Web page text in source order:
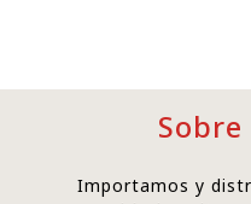
Importamos y